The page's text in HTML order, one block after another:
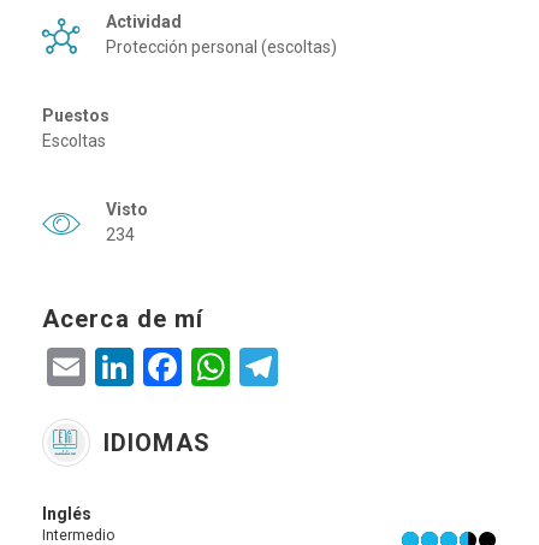
Actividad
Protección personal (escoltas)
Puestos
Escoltas
Visto
234
Acerca de mí
EmailLinkedIn
Facebook
WhatsApp
IDIOMAS
Inglés
Intermedio